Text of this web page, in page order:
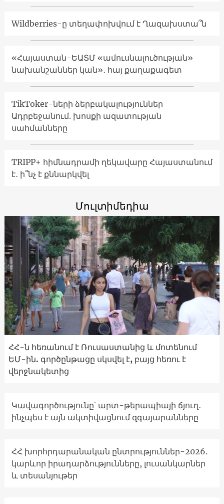
Wildberries-ը տեղափոխվում է Ղազախստա՞ն
«Հայաստան-ԵԱՏՄ «ամուսնալուծության»
նախանշաններ կան»․ հայ քաղաքագետ
TikToker-ների ձերբակալություններ
Ադրբեջանում. խոսքի ազատության
սահմանները
TRIPP+ հիմնադրամի ղեկավարը Հայաստանում
է․ ի՞նչ է քննարկվել
Մուլտիմեդիա
ՀՀ-ն հեռանում է Ռուսաստանից և մոտենում
ԵՄ-ին. գործընթացը սկսվել է, բայց հեռու է
վերջնակետից
Կավագործությունը՝ արտ-թերապիայի ճյուղ․
ինչպես է այն ակտիվացնում զգայարանները
ՀՀ խորհրդարանական ընտրություններ-2026.
կարևոր իրադարձությունները, լուսանկարներ
և տեսանյութեր